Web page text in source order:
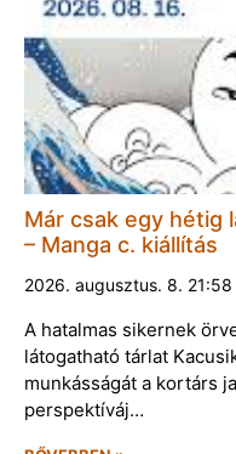
Már csak egy hétig
– Manga c. kiállítás
2026. augusztus. 8. 21:58
A hatalmas sikernek
látogatható tárlat
munkásságát a kortárs
perspektíváj…